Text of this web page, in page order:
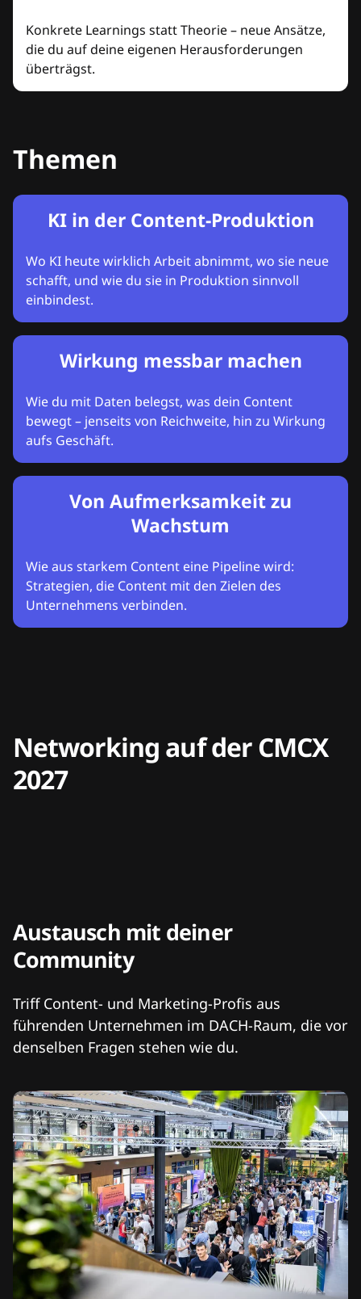
Konkrete Learnings statt Theorie – neue Ansätze,
die du auf deine eigenen Herausforderungen
überträgst.
Themen
KI in der Content-Produktion
Wo KI heute wirklich Arbeit abnimmt, wo sie neue
schafft, und wie du sie in Produktion sinnvoll
einbindest.
Wirkung messbar machen
Wie du mit Daten belegst, was dein Content
bewegt – jenseits von Reichweite, hin zu Wirkung
aufs Geschäft.
Von Aufmerksamkeit zu
Wachstum
Wie aus starkem Content eine Pipeline wird:
Strategien, die Content mit den Zielen des
Unternehmens verbinden.
Networking auf der CMCX
2027
Austausch mit deiner
Community
Triff Content- und Marketing-Profis aus
führenden Unternehmen im DACH-Raum, die vor
denselben Fragen stehen wie du.